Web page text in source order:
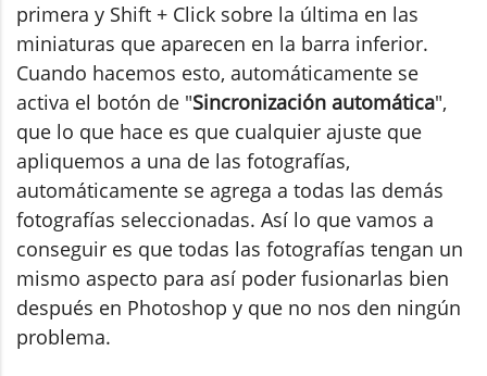
primera y Shift + Click sobre la última en las
miniaturas que aparecen en la barra inferior.
Cuando hacemos esto, automáticamente se
activa el botón de "Sincronización automática",
que lo que hace es que cualquier ajuste que
apliquemos a una de las fotografías,
automáticamente se agrega a todas las demás
fotografías seleccionadas. Así lo que vamos a
conseguir es que todas las fotografías tengan un
mismo aspecto para así poder fusionarlas bien
después en Photoshop y que no nos den ningún
problema.